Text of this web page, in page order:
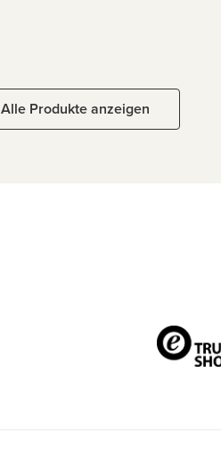
Alle Produkte anzeigen